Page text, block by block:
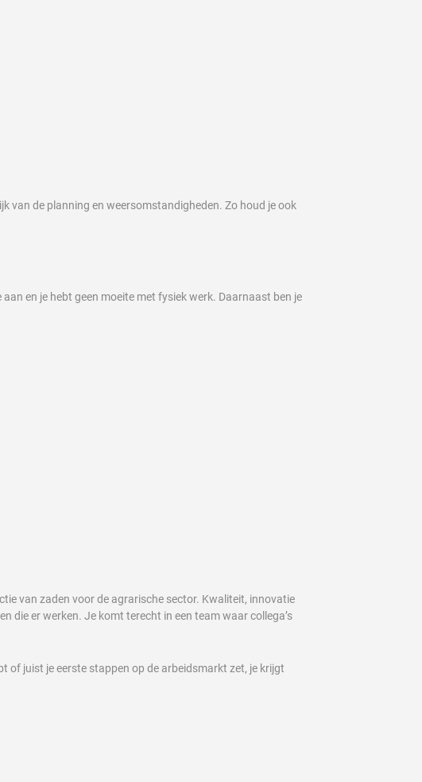
van de planning en weersomstandigheden. Zo houd je ook
en je hebt geen moeite met fysiek werk. Daarnaast ben je
van zaden voor de agrarische sector. Kwaliteit, innovatie
die er werken. Je komt terecht in een team waar collega’s
of juist je eerste stappen op de arbeidsmarkt zet, je krijgt